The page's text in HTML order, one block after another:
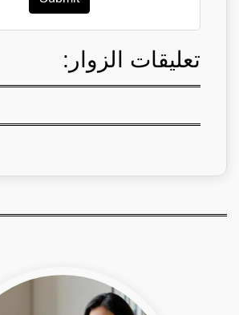
تعليقات الزوار: